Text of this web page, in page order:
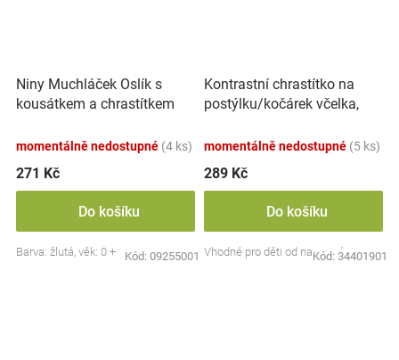
Niny Muchláček Oslík s
kousátkem a chrastítkem
momentálně nedostupné (4 ks)
271 Kč
Do košíku
Barva: žlutá, věk: 0 + Kód: 09255001
Kontrastní chrastítko na
postýlku/kočárek včelka,
momentálně nedostupné (5 ks)
289 Kč
Do košíku
Vhodné pro děti od narození
Kód: 34401901